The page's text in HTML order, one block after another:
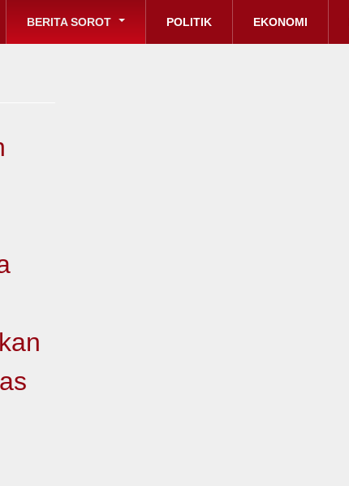
BERITA SOROT POLITIK EKONOMI